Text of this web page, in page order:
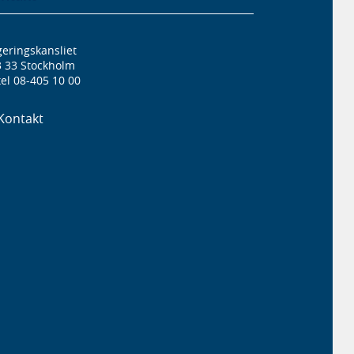
33 Stockholm
08-405 10 00